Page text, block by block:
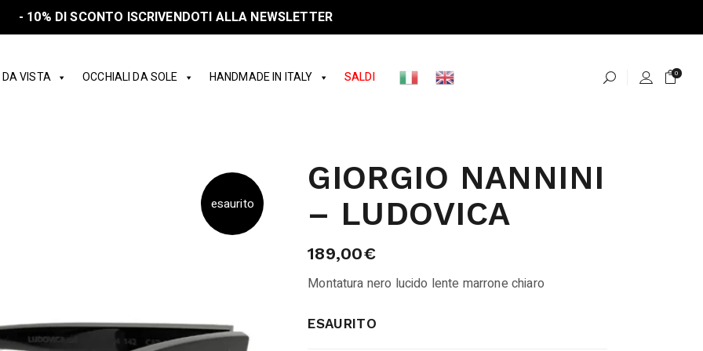
- 10% DI SCONTO ISCRIVENDOTI ALLA NEWSLETTER
VISTA OCCHIALI DA SOLE HANDMADE IN ITALY SALDI 0
esaurito
GIORGIO NANNINI
– LUDOVICA
189,00€
Montatura nero lucido lente marrone chiaro
ESAURITO